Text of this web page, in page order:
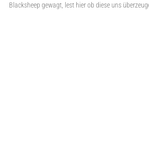
Blacksheep gewagt, lest hier ob diese uns